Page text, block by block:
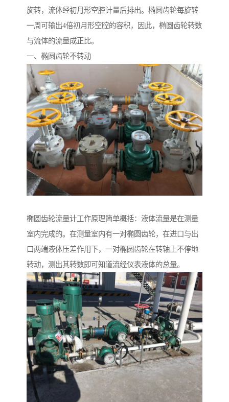
旋转，流体经初月形空腔计量后排出。椭圆齿轮每旋转
一周可输出4倍初月形空腔的容积，因此，椭圆齿轮转数
与流体的流量成正比。
一、椭圆齿轮不转动
椭圆齿轮流量计工作原理简单概括：液体流量是在测量
室内完成的。在测量室内有一对椭圆齿轮，在进口与出
口两端液体压差作用下，一对椭圆齿轮在转轴上不停地
转动，测出其转数即可知道流经仪表液体的总量。